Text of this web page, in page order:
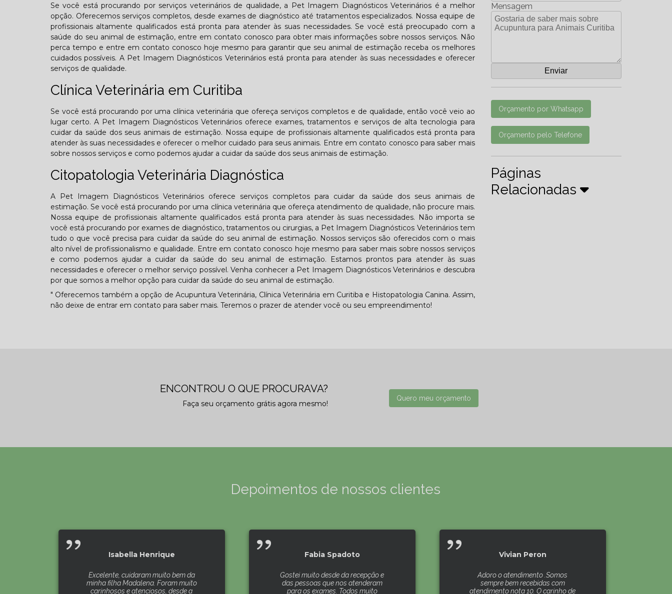
Se você está procurando por serviços veterinários de qualidade, a Pet Imagem Diagnósticos Veterinários é a melhor
opção. Oferecemos serviços completos, desde exames de diagnóstico até tratamentos especializados. Nossa equipe de
profissionais altamente qualificados está pronta para atender às suas necessidades. Se você está preocupado com a
saúde do seu animal de estimação, entre em contato conosco para obter mais informações sobre nossos serviços. Não
perca tempo e entre em contato conosco hoje mesmo para garantir que seu animal de estimação receba os melhores
cuidados possíveis. A Pet Imagem Diagnósticos Veterinários está pronta para atender às suas necessidades e oferecer
serviços de qualidade.
Clínica Veterinária em Curitiba
Se você está procurando por uma clínica veterinária que ofereça serviços completos e de qualidade, então você veio ao
lugar certo. A Pet Imagem Diagnósticos Veterinários oferece exames, tratamentos e serviços de alta tecnologia para
cuidar da saúde dos seus animais de estimação. Nossa equipe de profissionais altamente qualificados está pronta para
atender às suas necessidades e oferecer o melhor cuidado para seus animais. Entre em contato conosco para saber mais
sobre nossos serviços e como podemos ajudar a cuidar da saúde dos seus animais de estimação.
Citopatologia Veterinária Diagnóstica
A Pet Imagem Diagnósticos Veterinários oferece serviços completos para cuidar da saúde dos seus animais de
estimação. Se você está procurando por uma clínica veterinária que ofereça atendimento de qualidade, não procure mais.
Nossa equipe de profissionais altamente qualificados está pronta para atender às suas necessidades. Não importa se
você está procurando por exames de diagnóstico, tratamentos ou cirurgias, a Pet Imagem Diagnósticos Veterinários tem
tudo o que você precisa para cuidar da saúde do seu animal de estimação. Nossos serviços são oferecidos com o mais
alto nível de profissionalismo e qualidade. Entre em contato conosco hoje mesmo para saber mais sobre nossos serviços
e como podemos ajudar a cuidar da saúde do seu animal de estimação. Estamos prontos para atender às suas
necessidades e oferecer o melhor serviço possível. Venha conhecer a Pet Imagem Diagnósticos Veterinários e descubra
por que somos a melhor opção para cuidar da saúde do seu animal de estimação.
" Oferecemos também a opção de Acupuntura Veterinária, Clínica Veterinária em Curitiba e Histopatologia Canina. Assim,
não deixe de entrar em contato para saber mais. Teremos o prazer de atender você ou seu empreendimento!
Mensagem
Orçamento por Whatsapp
Orçamento pelo Telefone
Páginas
Relacionadas
ENCONTROU O QUE PROCURAVA?
Faça seu orçamento grátis agora mesmo!
Quero meu orçamento
Depoimentos de nossos clientes
Isabella Henrique
Excelente, cuidaram muito bem da
minha filha Madalena. Foram muito
carinhosos e atenciosos, desde a
Fabia Spadoto
Gostei muito desde da recepção e
das pessoas que nos atenderam
para os exames. Todos muito
Vivian Peron
Adoro o atendimento .Somos
sempre bem recebidas com
atendimento nota 10. O carinho de